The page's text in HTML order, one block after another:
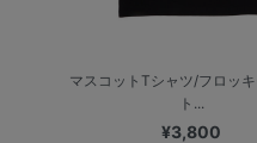
マスコットTシャツ/フロッ
ト...
¥3,800